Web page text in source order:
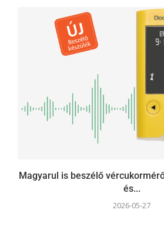
Magyarul is beszélő
és...
2026-05-27